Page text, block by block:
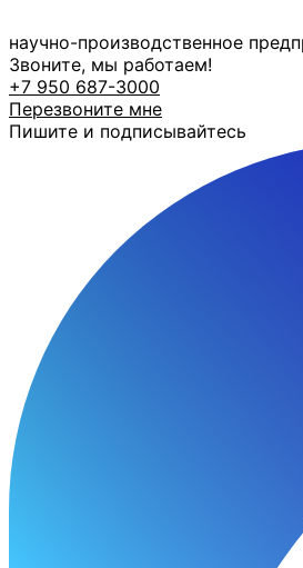
к
содержимому
научно-производственное
Звоните, мы работаем!
+7 950 687-3000
Перезвоните мне
Пишите и подписывайтесь